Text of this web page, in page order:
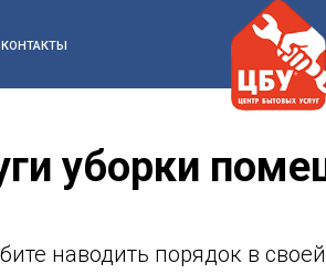
КОНТАКТЫ
уборки
наводить порядок в своей